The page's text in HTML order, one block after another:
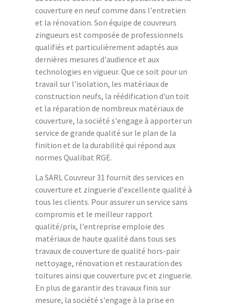
couverture en neuf comme dans l'entretien
et la rénovation. Son équipe de couvreurs
zingueurs est composée de professionnels
qualifiés et particulièrement adaptés aux
dernières mesures d'audience et aux
technologies en vigueur. Que ce soit pour un
travail sur l'isolation, les matériaux de
construction neufs, la réédification d'un toit
et la réparation de nombreux matériaux de
couverture, la société s'engage à apporter un
service de grande qualité sur le plan de la
finition et de la durabilité qui répond aux
normes Qualibat RGE.
La SARL Couvreur 31 fournit des services en
couverture et zinguerie d'excellente qualité à
tous les clients. Pour assurer un service sans
compromis et le meilleur rapport
qualité/prix, l'entreprise emploie des
matériaux de haute qualité dans tous ses
travaux de couverture de qualité hors-pair
nettoyage, rénovation et restauration des
toitures ainsi que couverture pvc et zinguerie.
En plus de garantir des travaux finis sur
mesure, la société s'engage à la prise en